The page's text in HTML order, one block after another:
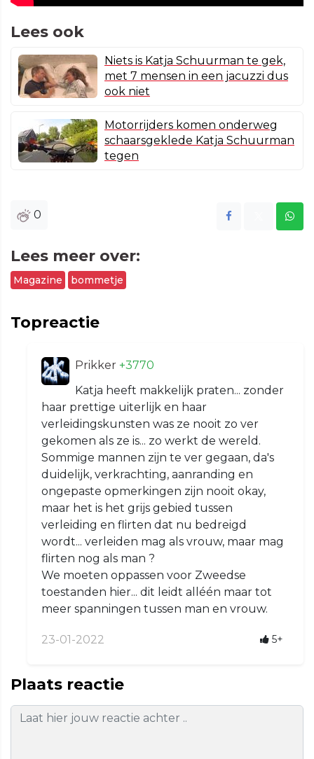
Lees ook
Niets is Katja Schuurman te gek,
met 7 mensen in een jacuzzi dus
ook niet
Motorrijders komen onderweg
schaarsgeklede Katja Schuurman
tegen
0
Lees meer over:
Magazine bommetje
Topreactie
Prikker +3770
Katja heeft makkelijk praten... zonder
haar prettige uiterlijk en haar
verleidingskunsten was ze nooit zo ver
gekomen als ze is... zo werkt de wereld.
Sommige mannen zijn te ver gegaan, da's
duidelijk, verkrachting, aanranding en
ongepaste opmerkingen zijn nooit okay,
maar het is het grijs gebied tussen
verleiding en flirten dat nu bedreigd
wordt... verleiden mag als vrouw, maar mag
flirten nog als man ?
We moeten oppassen voor Zweedse
toestanden hier... dit leidt alléén maar tot
meer spanningen tussen man en vrouw.
23-01-2022 5+
Plaats reactie